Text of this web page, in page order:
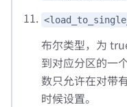
布尔类型，为
到对应分区的一
数只允许在对带
时候设置。